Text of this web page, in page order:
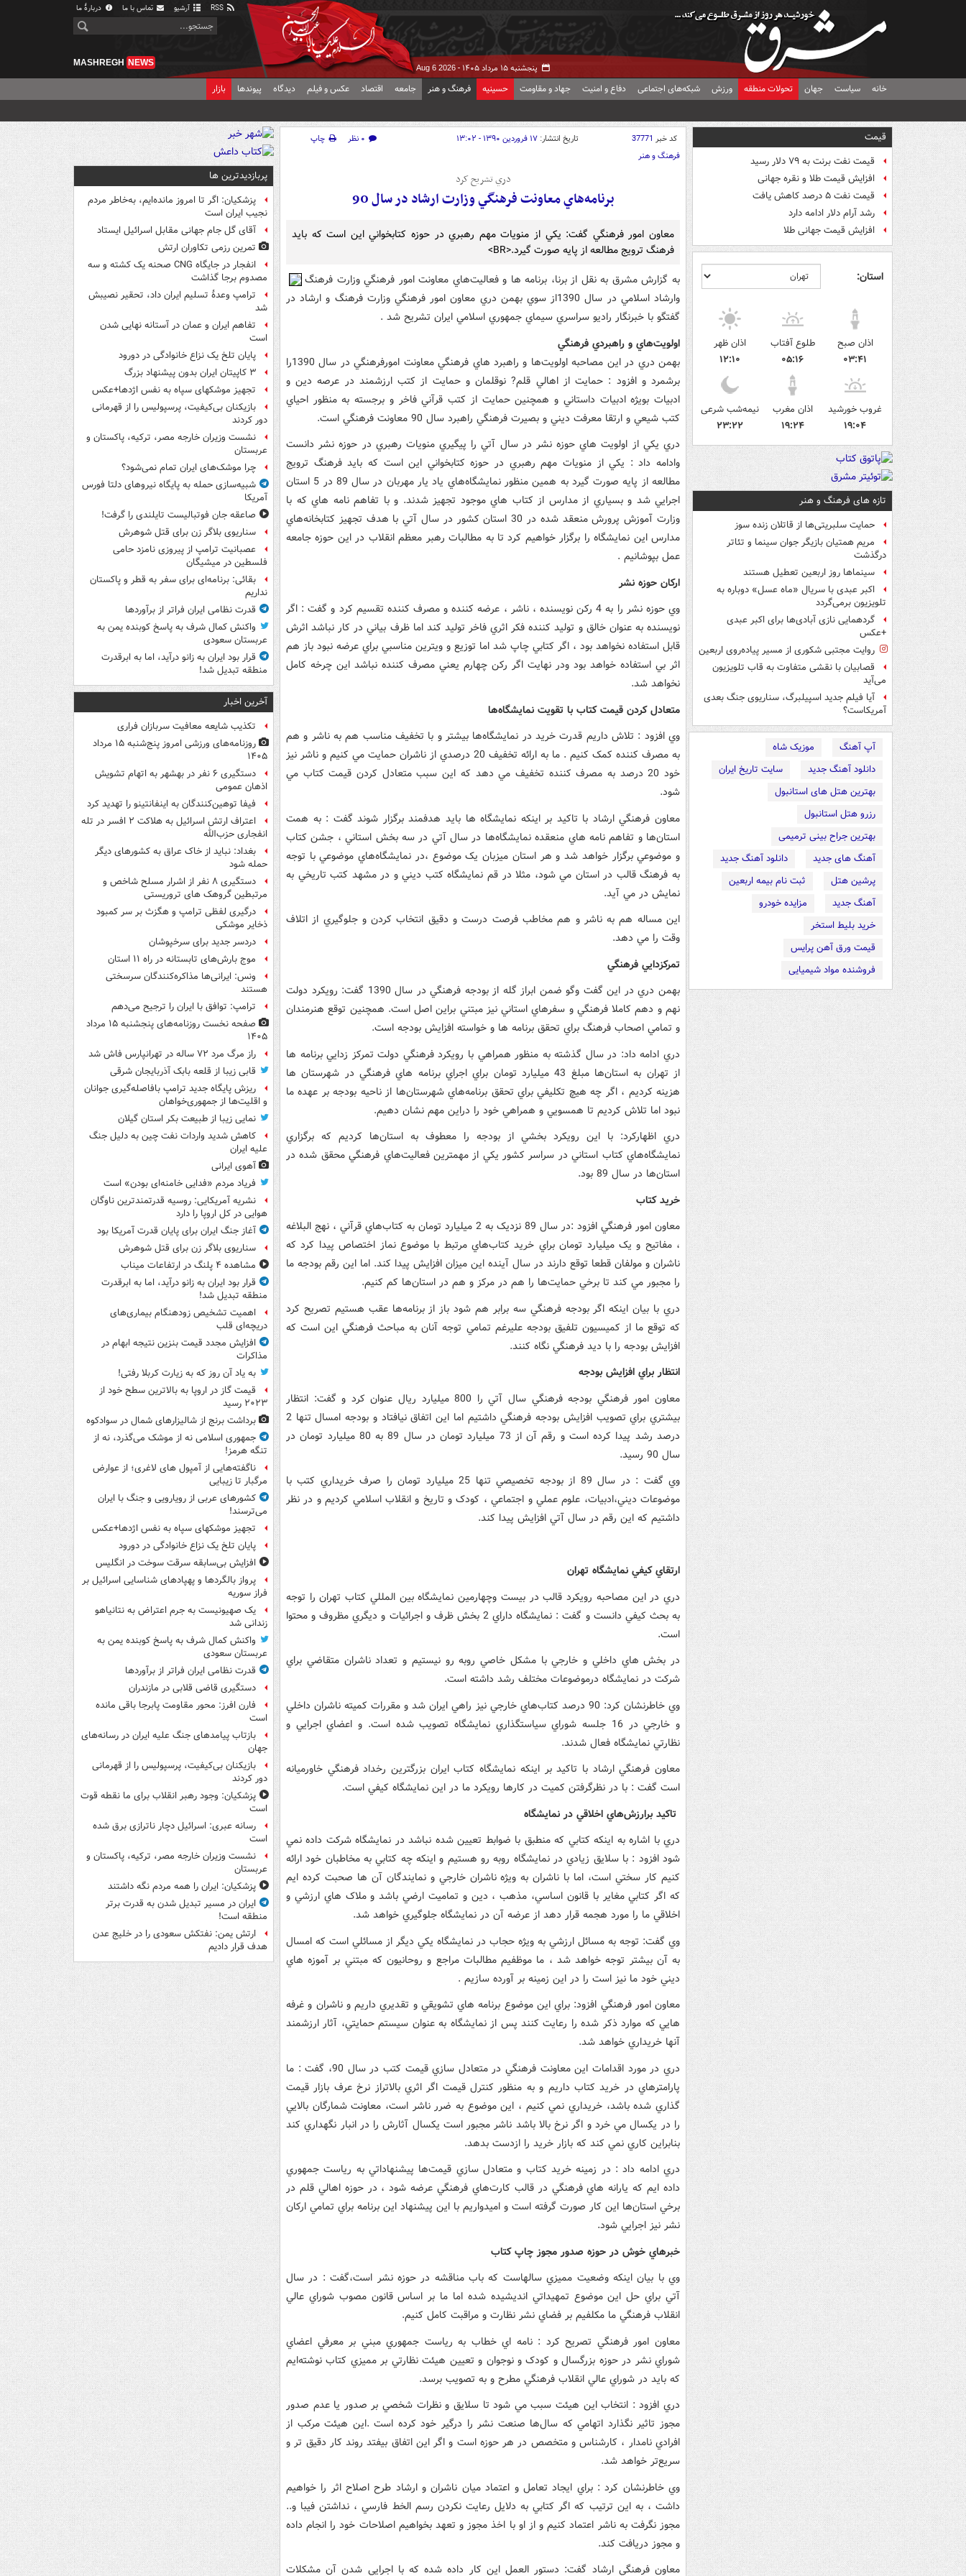
آرشیو تماس با ما دربارهٔ ما
پنجشنبه ۱۵ مرداد ۱۴۰۵ - Aug 6 2026
MASHREGH NEWS
خانه سیاست جهان تحولات منطقه ورزش شبکه‌های اجتماعی دفاع و امنیت جهاد و مقاومت حسینیه فرهنگ و هنر جامعه اقتصاد عکس و فیلم دیدگاه پیوندها بازار
قیمت
قیمت نفت برنت به ۷۹ دلار رسید
افزایش قیمت طلا و نقره جهانی
قیمت نفت ۵ درصد کاهش یافت
رشد آرام دلار ادامه دارد
افزایش قیمت جهانی طلا
استان:
اذان صبح
۰۳:۴۱
طلوع آفتاب
۰۵:۱۶
اذان ظهر
۱۲:۱۰
غروب خورشید
۱۹:۰۴
اذان مغرب
۱۹:۲۴
نیمه‌شب شرعی
۲۳:۲۲
تازه های فرهنگ و هنر
حمایت سلبریتی‌ها از قاتلان زنده سوز
مریم همتیان بازیگر جوان سینما و تئاتر
درگذشت
سینماها روز اربعین تعطیل هستند
اکبر عبدی با سریال «ماه عسل» دوباره به
تلویزیون برمی‌گردد
گردهمایی نازی آبادی‌ها برای اکبر عبدی
+عکس
روایت مجتبی شکوری از مسیر پیاده‌روی اربعین
قصابیان با نقشی متفاوت به قاب تلویزیون
می‌آید
آیا فیلم جدید اسپیلبرگ، سناریوی جنگ بعدی
آمریکاست؟
آپ آهنگ
موزیک شاه
دانلود آهنگ جدید
سایت تاریخ ایران
بهترین هتل های استانبول
رزرو هتل استانبول
بهترین جراح بینی ترمیمی
آهنگ های جدید
دانلود آهنگ جدید
پرشین هتل
ثبت نام بیمه اربعین
آهنگ جدید
مزایده خودرو
خرید بلیط استخر
قیمت ورق آهن پرایس
فروشنده مواد شیمیایی
کد خبر 37771 تاریخ انتشار: ۱۷ فروردین ۱۳۹۰ - ۱۳:۰۲ ۰ نظر
چاپ
فرهنگ و هنر
دري تشريح کرد
برنامه‌هاي معاونت فرهنگي وزارت ارشاد در سال 90
معاون امور فرهنگي گفت: يکي از منويات مهم رهبري در حوزه کتابخواني اين است که بايد
فرهنگ ترويج مطالعه از پايه صورت گيرد.<BR>
به گزارش مشرق به نقل از برنا، برنامه ها و فعاليت‌هاي معاونت امور فرهنگي وزارت فرهنگ
وارشاد اسلامي در سال 1390از سوي بهمن دري معاون امور فرهنگي وزارت فرهنگ و ارشاد در
گفتگو با خبرنگار راديو سراسري سيماي جمهوري اسلامي ايران تشريح شد .
اولويت‌هاي و راهبردي فرهنگي
بهمن دري در اين مصاحبه اولويت‌ها و راهبرد هاي فرهنگي معاونت امورفرهنگي در سال 1390را
برشمرد و افزود : حمايت از اهالي قلم? نوقلمان و حمايت از کتب ارزشمند در عرصه دين و
ادبيات بويژه ادبيات داستاني و همچنين حمايت از کتب قرآني فاخر و برجسته به منظور احياي
کتب شيعي و ارتقا معرفت ديني و بصيرت فرهنگي راهبرد سال 90 معاونت فرهنگي است.
دري يکي از اولويت هاي حوزه نشر در سال آتي را پيگيري منويات رهبري در حوزه نشر دانست
وادامه داد : يکي از منويات مهم رهبري در حوزه کتابخواني اين است که بايد فرهنگ ترويج
مطالعه از پايه صورت گيرد به همين منظور نمايشگاه‌هاي ياد يار مهربان در سال 89 در 5 استان
اجرايي شد و بسياري از مدارس از کتاب هاي موجود تجهيز شدند. و با تفاهم نامه هاي که با
وزارت آموزش پرورش منعقد شده در 30 استان کشور در سال آتي با هدف تجهيز کتابخانه‌هاي
مدارس اين نمايشگاه را برگزار خواهيم کرد تا به مطالبات رهبر معظم انقلاب در اين حوزه جامعه
عمل بپوشانيم .
ارکان حوزه نشر
وي حوزه نشر را به 4 رکن نويسنده ، ناشر ، عرضه کننده و مصرف کننده تقسيم کرد و گفت : اگر
نويسنده به عنوان خالق و توليد کننده فکر اثري فاخر توليد کند اما ظرف بياني در کار نباشد اثرش
قابل استفاده نخواهد بود ، اگر کتابي چاپ شد اما توزيع و ويترين مناسبي براي عرضه نبود باز هم
اثر بي استفاده خواهد بود ودر نهايت اگر رکن چهارم يعني مصرف کننده نباشد اين چرخه کامل
نخواهد شد.
متعادل کردن قيمت کتاب با تقويت نمايشگاه‌ها
وي افزود : تلاش داريم قدرت خريد در نمايشگاه‌ها بيشتر و با تخفيف مناسب هم به ناشر و هم
به مصرف کننده کمک کنيم . ما به ارائه تخفيف 20 درصدي از ناشران حمايت مي کنيم و ناشر نيز
خود 20 درصد به مصرف کننده تخفيف مي دهد که اين سبب متعادل کردن قيمت کتاب مي
شود.
معاون فرهنگي ارشاد با تاکيد بر اينکه نمايشگاه ها بايد هدفمند برگزار شوند گفت : به همت
استان‌ها و تفاهم نامه هاي منعقده نمايشگاه‌ها در سال آتي در سه بخش استاني ، جشن کتاب
و موضوعي برگزار خواهد شد و هر استان ميزبان يک موضوع ،در نمايشگاه‌هاي موضوعي با توجه
به فرهنگ قالب در استان مي شود، مثلا در قم نمايشگاه کتب ديني و در مشهد کتب تاريخي به
نمايش در مي آيد.
اين مساله هم به ناشر و هم مخاطب فرصت درست و دقيق انتخاب کردن و جلوگيري از اتلاف
وقت را مي دهد.
تمرکزدايي فرهنگي
بهمن دري در اين گفت وگو ضمن ابراز گله از بودجه فرهنگي در سال 1390 گفت: رويکرد دولت
نهم و دهم کاملا فرهنگي و سفرهاي استاني نيز مبتني براين اصل است. همچنين توقع هنرمندان
و تمامي اصحاب فرهنگ براي تحقق برنامه ها و خواسته افزايش بودجه است.
دري ادامه داد: ‌در سال گذشته به منظور همراهي با رويکرد فرهنگي دولت تمرکز زدايي برنامه ها
از تهران به استان‌ها مبلغ 43 ميليارد تومان براي اجراي برنامه هاي فرهنگي در شهرستان ها
هزينه کرديم ، اگر چه هيچ تکليفي براي تحقق برنامه‌هاي شهرستان‌ها از ناحيه بودجه بر عهده ما
نبود اما تلاش کرديم تا همسويي و همراهي خود را دراين مهم نشان دهيم.
دري اظهارکرد: با اين رويکرد بخشي از بودجه را معطوف به استان‌ها کرديم که برگزاري
نمايشگاه‌هاي کتاب استاني در سراسر کشور يکي از مهمترين فعاليت‌هاي فرهنگي محقق شده در
استان‌ها در سال 89 بود.
خريد کتاب
معاون امور فرهنگي افزود :در سال 89 نزديک به 2 ميليارد تومان به کتاب‌هاي قرآني ، نهج البلاغه
، مفاتيح و يک ميليارد تومان براي خريد کتاب‌هاي مرتبط با موضوع نماز اختصاص پيدا کرد که
ناشران و مولفان قطعا توقع دارند در سال آينده اين ميزان افزايش پيدا کند. اما اين رقم بودجه ما
را مجبور مي کند تا برخي حمايت‌ها را هم در مرکز و هم در استان‌ها کم کنيم.
دري با بيان اينکه اگر بودجه فرهنگي سه برابر هم شود باز از برنامه‌ها عقب هستيم تصريح کرد
که توقع ما از کميسيون تلفيق بودجه عليرغم تمامي توجه آنان به مباحث فرهنگي اين است که
افزايش بودجه را با ديد فرهنگي نگاه کنند.
انتظار براي افزايش بودجه
معاون امور فرهنگي بودجه فرهنگي سال آتي را 800 ميليارد ريال عنوان کرد و گفت: انتظار
بيشتري براي تصويب افزايش بودجه فرهنگي داشتيم اما اين اتفاق نيافتاد و بودجه امسال تنها 2
درصد رشد پيدا کرده است و رقم آن از 73 ميليارد تومان در سال 89 به 80 ميليارد تومان در
سال 90 رسيد.
وي گفت : در سال 89 از بودجه تخصيصي تنها 25 ميليارد تومان را صرف خريداري کتب با
موضوعات ديني،‌ادبيات، علوم عملي و اجتماعي ، کودک و تاريخ و انقلاب اسلامي کرديم و در نظر
داشتيم که اين رقم در سال آتي افزايش پيدا کند.
ارتقاي کيفي نمايشگاه تهران
دري در اين مصاحبه رويکرد قالب در بيست وچهارمين نمايشگاه بين المللي کتاب تهران را توجه
به بحث کيفي دانست و گفت : نمايشگاه داراي 2 بخش ظرف و اجرائيات و ديگري مظروف و محتوا
است.
در بخش هاي داخلي و خارجي با مشکل خاصي روبه رو نيستيم و تعداد ناشران متقاضي براي
شرکت در نمايشگاه درموضوعات مختلف رشد داشته است.
وي خاطرنشان کرد: 90 درصد کتاب‌هاي خارجي نيز راهي ايران شد و مقررات کميته ناشران داخلي
و خارجي در 16 جلسه شوراي سياستگذاري نمايشگاه تصويب شده است. و اعضاي اجرايي و
نظارتي نمايشگاه فعال شدند.
معاون فرهنگي ارشاد با تاکيد بر اينکه نمايشگاه کتاب ايران بزرگترين رخداد فرهنگي خاورميانه
است گفت : با در نظرگرفتن کميت در کارها رويکرد ما در اين نمايشگاه کيفي است.
تاکيد برارزش‌هاي اخلاقي در نمايشگاه
دري با اشاره به اينکه کتابي که منطبق با ضوابط تعيين شده نباشد در نمايشگاه شرکت داده نمي
شود افزود : با سلايق زيادي در نمايشگاه روبه رو هستيم و اينکه چه کتابي به مخاطبان خود ارائه
کنيم کار سختي است، اما با ناشران به ويژه ناشران خارجي و نمايندگان آن ها صحبت کرده ايم
که اگر کتابي مغاير با قانون اساسي، مذهب ، دين و تماميت ارضي باشد و ملاک هاي ارزشي و
اخلاقي ما را مورد هجمه قرار دهد از عرضه آن در نمايشگاه جلوگيري خواهد شد.
وي گفت‌: توجه به مسائل ارزشي به ويژه حجاب در نمايشگاه يکي ديگر از مسائلي است که امسال
به آن بيشتر توجه خواهد شد ، ما موظفيم مطالبات مراجع و روحانيون که مبتني بر آموزه هاي
ديني خود ما نيز است را در اين زمينه بر آورده سازيم .
معاون امور فرهنگي افزود‌: براي اين موضوع برنامه هاي تشويقي و تقديري داريم و ناشران و غرفه
هايي که موارد ذکر شده را رعايت کنند پس از نمايشگاه به عنوان سيستم حمايتي، آثار ارزشمند
آنها خريداري خواهد شد.
دري در مورد اقدامات اين معاونت فرهنگي در متعادل سازي قيمت کتب در سال 90، گفت : ما
پارامترهاي در خريد کتاب داريم و به منظور کنترل قيمت اگر اثري بالاتراز نرخ عرف بازار قيمت
گذاري شده باشد، خريداري نمي کنيم ، اين موضوع به ضرر ناشر است، معاونت شمارگان بالايي
را در يکسال مي خرد و اگر نرخ بالا باشد ناشر مجبور است يکسال آثارش را در انبار نگهداري کند
بنابراين کاري نمي کند که بازار خريد را ازدست بدهد.
دري ادامه داد : در زمينه خريد کتاب و متعادل سازي قيمت‌ها پيشنهاداتي به رياست جمهوري
داده ايم که يارانه هاي فرهنگي در قالب کارت‌هاي فرهنگي عرضه شود ، در حوزه اهالي قلم در
برخي استان‌ها اين کار صورت گرفته است و اميدواريم با اين پيشنهاد اين برنامه براي تمامي ارکان
نشر نيز اجرايي شود.
خبرهاي خوش در حوزه صدور مجوز چاپ کتاب
وي با بيان اينکه وضعيت مميزي سالهاست که باب مناقشه در حوزه نشر است،گفت : در سال
آتي براي حل اين موضوع تمهيداتي انديشيده شده اما ما بر اساس قانون مصوب شوراي عالي
انقلاب فرهنگي ما مکلفيم بر فضاي نشر نظارت و مراقبت کامل کنيم.
معاون امور فرهنگي تصريح کرد : نامه اي خطاب به رياست جمهوري مبني بر معرفي اعضاي
شوراي نشر در حوزه بزرگسال و کودک و نوجوان و تعيين هيئت نظارتي بر مميزي کتاب نوشته‌ايم
که بايد در شوراي عالي انقلاب فرهنگي مطرح و به تصويب برسد.
دري افزود : انتخاب اين هيئت سبب مي شود تا سلايق و نظرات شخصي بر صدور يا عدم صدور
مجوز تاثير نگذارد اتهامي که سال‌ها صنعت نشر را درگير خود کرده است .اين هيئت مرکب از
افرادي نامدار ، کارشناس و متخصص در هر حوزه است و اگر اين اتفاق بيفتد روند کار دقيق تر و
سريع‌تر خواهد شد.
وي خاطرنشان کرد : براي ايجاد تعامل و اعتماد ميان ناشران و ارشاد طرح اصلاح اثر را خواهيم
داشت ، به اين ترتيب که اگر کتابي به دلايل رعايت نکردن رسم الخط فارسي ، نداشتن فيبا و..
مجوز نگرفت به ناشر اعتماد کنيم و از او با اخذ مجوز و تعهد بخواهيم اصلاحات خود را انجام داده
و مجوز دريافت کند.
معاون فرهنگي ارشاد گفت‌: دستور العمل اين‌ کار داده شده که با اجرايي شدن آن مشکلات
پربازدیدترین ها
پزشکیان: اگر تا امروز مانده‌ایم، به‌خاطر مردم
نجیب ایران است
آقای گل جام جهانی مقابل اسرائیل ایستاد
تمرین رزمی تکاوران ارتش
انفجار در جایگاه CNG صحنه یک کشته و سه
مصدوم برجا گذاشت
ترامپ وعدۀ تسلیم ایران داد، تحقیر نصیبش
شد
تفاهم ایران و عمان در آستانه نهایی شدن
است
پایان تلخ یک نزاع خانوادگی در دورود
۳ کاپیتان ایران بدون پیشنهاد بزرگ
تجهیز موشکهای سپاه به نفس اژدها+عکس
بازیکنان بی‌کیفیت، پرسپولیس را از قهرمانی
دور کردند
نشست وزیران خارجه مصر، ترکیه، پاکستان و
عربستان
چرا موشک‌های ایران تمام نمی‌شود؟
شبیه‌سازی حمله به پایگاه نیروهای دلتا فورس
آمریکا
صاعقه جان فوتبالیست تایلندی را گرفت!
سناریوی بلاگر زن برای قتل شوهرش
عصبانیت ترامپ از پیروزی نامزد حامی
فلسطین در میشیگان
بقائی: برنامه‌ای برای سفر به قطر و پاکستان
نداریم
قدرت نظامی ایران فراتر از برآوردها
واکنش کمال شرف به پاسخ کوبنده یمن به
عربستان سعودی
قرار بود ایران به زانو درآید، اما به ابرقدرت
منطقه تبدیل شد!
آخرین اخبار
تکذیب شایعه معافیت سربازان فراری
روزنامه‌های ورزشی امروز پنج‌شنبه ۱۵ مرداد
۱۴۰۵
دستگیری ۶ نفر در بهشهر به اتهام تشویش
اذهان عمومی
فیفا توهین‌کنندگان به اینفانتینو را تهدید کرد
اعتراف ارتش اسرائیل به هلاکت ۲ افسر در تله
انفجاری حزب‌الله
بغداد: نباید از خاک عراق به کشورهای دیگر
حمله شود
دستگیری ۸ نفر از اشرار مسلح شاخص و
مرتبطین گروهک های تروریستی
درگیری لفظی ترامپ و هگزث بر سر کمبود
ذخایر موشکی
دردسر جدید برای سرخپوشان
موج بارش‌های تابستانه در راه ۱۱ استان
ونس: ایرانی‌ها مذاکره‌کنندگان سرسختی
هستند
ترامپ: توافق با ایران را ترجیح می‌دهم
صفحه نخست روزنامه‌های پنجشنبه ۱۵ مرداد
۱۴۰۵
راز مرگ مرد ۷۲ ساله در تهرانپارس فاش شد
قابی زیبا از قلعه بابک آذربایجان شرقی
ریزش پایگاه جدید ترامپ بافاصله‌گیری جوانان
و اقلیت‌ها از جمهوری‌خواهان
نمایی زیبا از طبیعت بکر استان گیلان
کاهش شدید واردات نفت چین به دلیل جنگ
علیه ایران
آهوی ایرانی
فریاد مردم «فدایی خامنه‌ای بودن» است
نشریه آمریکایی: روسیه قدرتمندترین ناوگان
هوایی در کل اروپا را دارد
آغاز جنگ ایران برای پایان قدرت آمریکا بود
سناریوی بلاگر زن برای قتل شوهرش
مشاهده ۴ پلنگ در ارتفاعات میناب
قرار بود ایران به زانو درآید، اما به ابرقدرت
منطقه تبدیل شد!
اهمیت تشخیص زودهنگام بیماری‌های
دریچه‌ای قلب
افزایش مجدد قیمت بنزین نتیجه ابهام در
مذاکرات
به یاد آن روز که به زیارت کربلا رفتی!
قیمت گاز در اروپا به بالاترین سطح خود از
۲۰۲۳ رسید
برداشت برنج از شالیزارهای شمال در سوادکوه
جمهوری اسلامی نه از موشک می‌گذرد، نه از
تنگه هرمز!
ناگفته‌هایی از آمپول های لاغری؛ از عوارض
مرگبار تا زیبایی
کشورهای عربی از رویارویی و جنگ با ایران
می‌ترسند!
تجهیز موشکهای سپاه به نفس اژدها+عکس
پایان تلخ یک نزاع خانوادگی در دورود
افزایش بی‌سابقه سرقت سوخت در انگلیس
پرواز بالگردها و پهپادهای شناسایی اسرائیل بر
فراز سوریه
یک صهیونیست به جرم اعتراض به نتانیاهو
زندانی شد
واکنش کمال شرف به پاسخ کوبنده یمن به
عربستان سعودی
قدرت نظامی ایران فراتر از برآوردها
دستگیری قاضی قلابی در مازندران
فارن افرز: محور مقاومت پابرجا باقی مانده
است
بازتاب پیامدهای جنگ علیه ایران در رسانه‌های
جهان
بازیکنان بی‌کیفیت، پرسپولیس را از قهرمانی
دور کردند
پزشکیان: وجود رهبر انقلاب برای ما نقطه قوت
است
رسانه عبری: اسرائیل دچار ناترازی برق شده
است
نشست وزیران خارجه مصر، ترکیه، پاکستان و
عربستان
پزشکیان: ایران را همه مردم نگه داشتند
ایران در مسیر تبدیل شدن به قدرت برتر
منطقه است!
ارتش یمن: نفتکش سعودی را در خلیج عدن
هدف قرار دادیم